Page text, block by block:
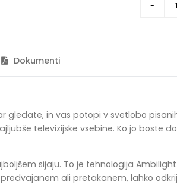
Dokumenti
gledate, in vas potopi v svetlobo
televizijske vsebine. Ko jo boste
sijaju. To je tehnologija
ali pretakanem, lahko